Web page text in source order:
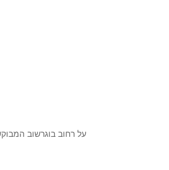
על רחוב בוגרשוב